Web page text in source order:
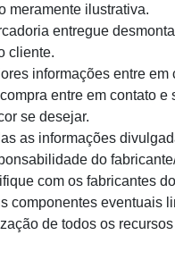
meramente ilustrativa.
entregue
cliente.
informações entre em
entre em contato e
se desejar.
as informações
do
com os fabricantes
componentes eventuais
de todos os